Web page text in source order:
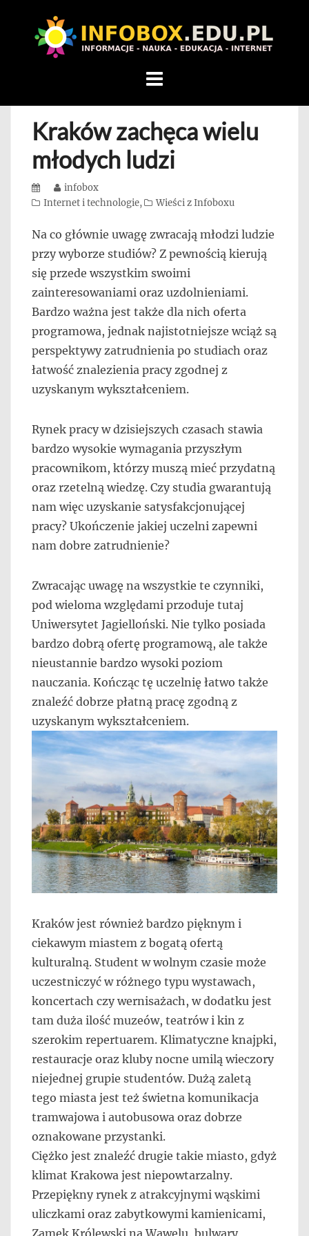
WITAMY
INFOBOX
INFORMACYJNY
STRON
blogu
przedstawiamy
przedsiębiorców,
rozwijając
innych
przedsiębiorczości
Kraków zachęca wielu
młodych ludzi
Posted
on
Author
infobox
Categories
Internet i technologie, Wieści z Infoboxu
Na co głównie uwagę zwracają młodzi ludzie
przy wyborze studiów? Z pewnością kierują
się przede wszystkim swoimi
zainteresowaniami oraz uzdolnieniami.
Bardzo ważna jest także dla nich oferta
programowa, jednak najistotniejsze wciąż są
perspektywy zatrudnienia po studiach oraz
łatwość znalezienia pracy zgodnej z
uzyskanym wykształceniem.
Rynek pracy w dzisiejszych czasach stawia
bardzo wysokie wymagania przyszłym
pracownikom, którzy muszą mieć przydatną
oraz rzetelną wiedzę. Czy studia gwarantują
nam więc uzyskanie satysfakcjonującej
pracy? Ukończenie jakiej uczelni zapewni
nam dobre zatrudnienie?
Zwracając uwagę na wszystkie te czynniki,
pod wieloma względami przoduje tutaj
Uniwersytet Jagielloński. Nie tylko posiada
bardzo dobrą ofertę programową, ale także
nieustannie bardzo wysoki poziom
nauczania. Kończąc tę uczelnię łatwo także
znaleźć dobrze płatną pracę zgodną z
uzyskanym wykształceniem.
Kraków jest również bardzo pięknym i
ciekawym miastem z bogatą ofertą
kulturalną. Student w wolnym czasie może
uczestniczyć w różnego typu wystawach,
koncertach czy wernisażach, w dodatku jest
tam duża ilość muzeów, teatrów i kin z
szerokim repertuarem. Klimatyczne knajpki,
restauracje oraz kluby nocne umilą wieczory
niejednej grupie studentów. Dużą zaletą
tego miasta jest też świetna komunikacja
tramwajowa i autobusowa oraz dobrze
oznakowane przystanki.
Ciężko jest znaleźć drugie takie miasto, gdyż
klimat Krakowa jest niepowtarzalny.
Przepiękny rynek z atrakcyjnymi wąskimi
uliczkami oraz zabytkowymi kamienicami,
Zamek Królewski na Wawelu, bulwary